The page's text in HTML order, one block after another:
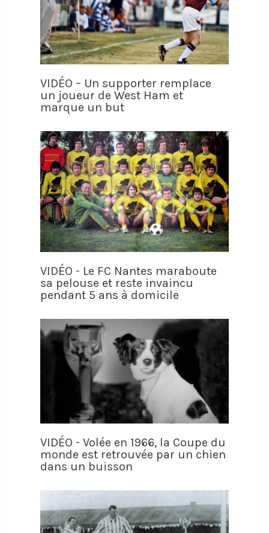
VIDÉO – Un supporter remplace
un joueur de West Ham et
marque un but
VIDÉO - Le FC Nantes maraboute
sa pelouse et reste invaincu
pendant 5 ans à domicile
VIDÉO - Volée en 1966, la Coupe du
monde est retrouvée par un chien
dans un buisson